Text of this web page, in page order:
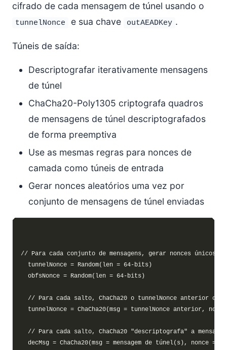
cifrado de cada mensagem de túnel usando o
tunnelNonce e sua chave outAEADKey .
Túneis de saída:
Descriptografar iterativamente mensagens
de túnel
ChaCha20-Poly1305 criptografa quadros
de mensagens de túnel descriptografados
de forma preemptiva
Use as mesmas regras para nonces de
camada como túneis de entrada
Gerar nonces aleatórios uma vez por
conjunto de mensagens de túnel enviadas